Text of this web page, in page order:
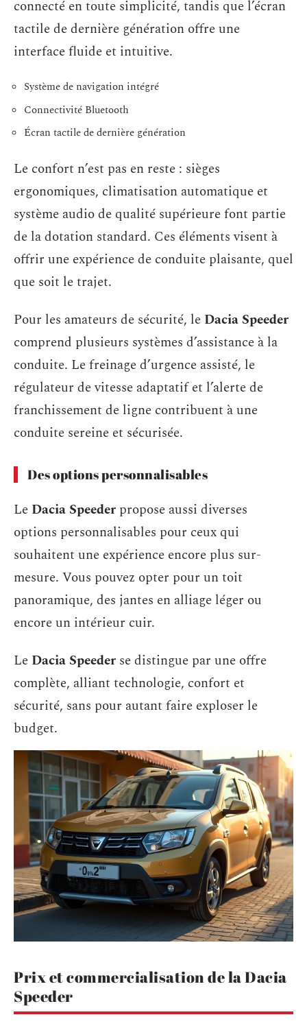
connecté en toute simplicité, tandis que l’écran
tactile de dernière génération offre une
interface fluide et intuitive.
Système de navigation intégré
Connectivité Bluetooth
Écran tactile de dernière génération
Le confort n’est pas en reste : sièges
ergonomiques, climatisation automatique et
système audio de qualité supérieure font partie
de la dotation standard. Ces éléments visent à
offrir une expérience de conduite plaisante, quel
que soit le trajet.
Pour les amateurs de sécurité, le Dacia Speeder
comprend plusieurs systèmes d’assistance à la
conduite. Le freinage d’urgence assisté, le
régulateur de vitesse adaptatif et l’alerte de
franchissement de ligne contribuent à une
conduite sereine et sécurisée.
Des options personnalisables
Le Dacia Speeder propose aussi diverses
options personnalisables pour ceux qui
souhaitent une expérience encore plus sur-
mesure. Vous pouvez opter pour un toit
panoramique, des jantes en alliage léger ou
encore un intérieur cuir.
Le Dacia Speeder se distingue par une offre
complète, alliant technologie, confort et
sécurité, sans pour autant faire exploser le
budget.
Prix et commercialisation de la Dacia
Speeder